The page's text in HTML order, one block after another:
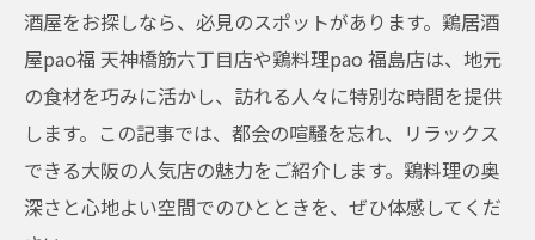
酒屋をお探しなら、必見のスポットがあります。鶏居酒
屋pao福 天神橋筋六丁目店や鶏料理pao 福島店は、地元
の食材を巧みに活かし、訪れる人々に特別な時間を提供
します。この記事では、都会の喧騒を忘れ、リラックス
できる大阪の人気店の魅力をご紹介します。鶏料理の奥
深さと心地よい空間でのひとときを、ぜひ体感してくだ